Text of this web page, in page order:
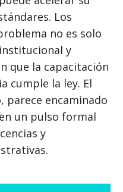
Los
no es solo
y
que la capacitación
cumple la ley. El
parece encaminado
un pulso formal
y